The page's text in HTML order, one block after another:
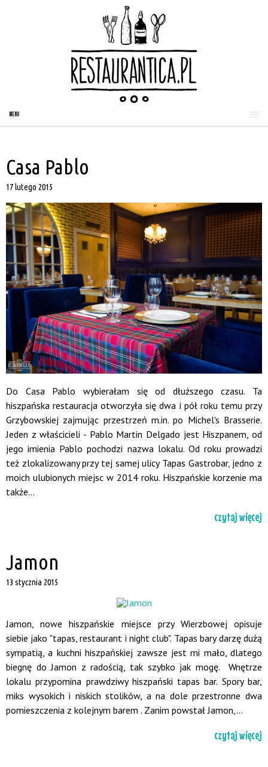
MENU
Casa Pablo
17 lutego 2015
Do Casa Pablo wybierałam się od dłuższego czasu. Ta
hiszpańska restauracja otworzyła się dwa i pół roku temu przy
Grzybowskiej zajmując przestrzeń m.in. po Michel's Brasserie.
Jeden z właścicieli - Pablo Martin Delgado jest Hiszpanem, od
jego imienia Pablo pochodzi nazwa lokalu. Od roku prowadzi
też zlokalizowany przy tej samej ulicy Tapas Gastrobar, jedno z
moich ulubionych miejsc w 2014 roku. Hiszpańskie korzenie ma
także...
czytaj więcej
Jamon
13 stycznia 2015
Jamon, nowe hiszpańskie miejsce przy Wierzbowej opisuje
siebie jako "tapas, restaurant i night club". Tapas bary darzę dużą
sympatią, a kuchni hiszpańskiej zawsze jest mi mało, dlatego
biegnę do Jamon z radością, tak szybko jak mogę. Wnętrze
lokalu przypomina prawdziwy hiszpański tapas bar. Spory bar,
miks wysokich i niskich stolików, a na dole przestronne dwa
pomieszczenia z kolejnym barem . Zanim powstał Jamon,...
czytaj więcej